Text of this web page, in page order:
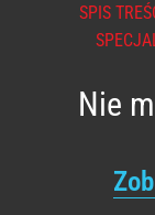
SPIS
Nie